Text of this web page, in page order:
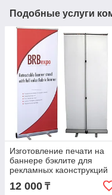
Подобные услуги
Изготовление печати на
баннере бэклите для
рекламных каонструкций
12 000 ₸